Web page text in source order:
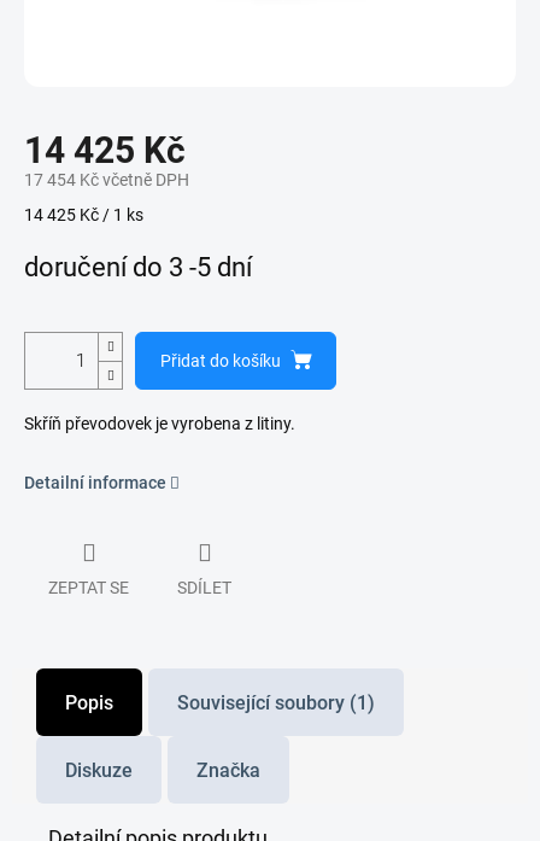
14 425 Kč
17 454 Kč včetně DPH
Měrná
14 425 Kč / 1 ks
doručení do 3 -5 dní
Přidat do košíku
Skříň převodovek je vyrobena z litiny.
Detailní informace
ZEPTAT SE SDÍLET
Popis Související soubory (1)
Diskuze Značka